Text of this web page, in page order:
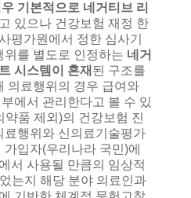
기본적으로 네거티브 리
있으나 건강보험 재정 한
평가원에서 정한 심사기
위를 별도로 인정하는 네거
시스템이 혼재 된 구조를
의료행위의 경우 급여와
에서 관리한다고 볼 수 있
품 제외)의 건강보험 진
료행위와 신의료기술평가
입자(우리나라 국민)에
서 사용될 만큼의 임상적
는지 해당 분야 의료인과